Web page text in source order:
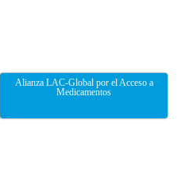
Alianza LAC-Global por el Acceso a
Medicamentos